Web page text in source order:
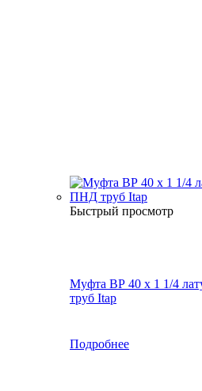
Быстрый просмотр
Муфта ВР 40 х 1 1/4
труб Itap
Подробнее